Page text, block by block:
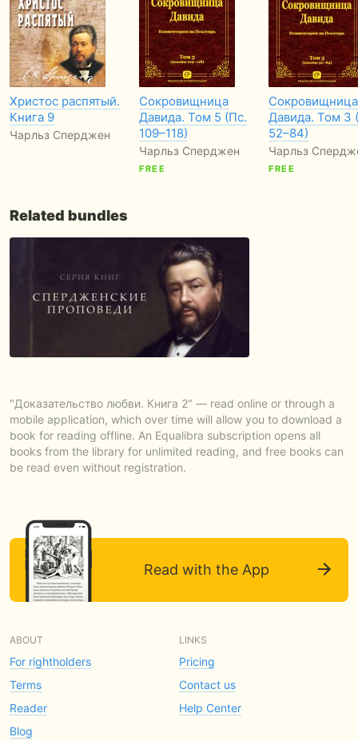
Христос распятый.
Книга 9
Чарльз Сперджен
Сокровищница
Давида. Том 5 (Пс.
109–118)
Чарльз Сперджен
FREE
Сокровищница
Давида. Том 3
52–84)
Чарльз
FREE
Related bundles
"Доказательство любви. Книга 2" — read online or through a
mobile application, which over time will allow you to download a
book for reading offline. An Equalibra subscription opens all
books from the library for unlimited reading, and free books can
be read even without registration.
Read with the App
ABOUT
For rightholders
Terms
Reader
Blog
LINKS
Pricing
Contact us
Help Center